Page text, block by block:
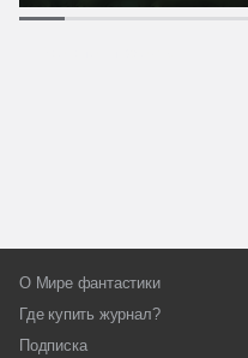
О Мире фантастики
Где купить журнал?
Подписка